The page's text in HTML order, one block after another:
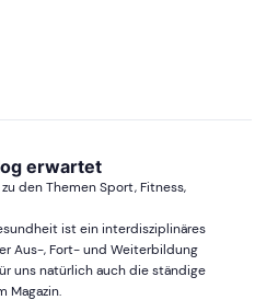
erwartet
den Themen Sport, Fitness,
ist ein interdisziplinäres
Aus-, Fort- und Weiterbildung
uns natürlich auch die ständige
Magazin.